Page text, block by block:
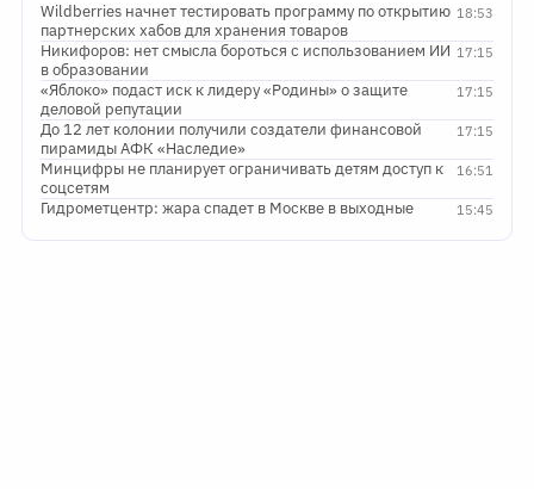
18:53
Wildberries начнет тестировать программу по открытию
партнерских хабов для хранения товаров
17:15
Никифоров: нет смысла бороться с использованием ИИ
в образовании
17:15
«Яблоко» подаст иск к лидеру «Родины» о защите
деловой репутации
17:15
До 12 лет колонии получили создатели финансовой
пирамиды АФК «Наследие»
16:51
Минцифры не планирует ограничивать детям доступ к
соцсетям
15:45
Гидрометцентр: жара спадет в Москве в выходные